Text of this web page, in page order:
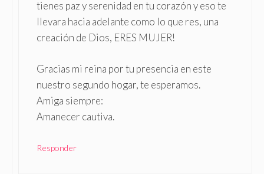
tienes paz y serenidad en tu corazón y eso te
llevara hacia adelante como lo que res, una
creación de Dios, ERES MUJER!
Gracias mi reina por tu presencia en este
nuestro segundo hogar, te esperamos.
Amiga siempre:
Amanecer cautiva.
Responder